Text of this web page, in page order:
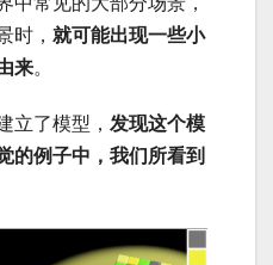
时， 就可能出现一些小
来。
立了模型， 发现这个模
的例子中，我们所看到